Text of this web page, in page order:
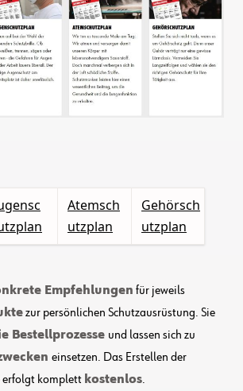
Atemsch
utzplan
Gehörsch
utzplan
Empfehlungen für jeweils
zur persönlichen Schutzausrüstung. Sie
Bestellprozesse und lassen sich zu
einsetzen. Das Erstellen der
erfolgt komplett kostenlos.